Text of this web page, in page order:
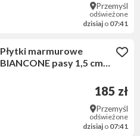
Przemyśl
odświeżone
dzisiaj o 07:41
Płytki marmurowe
BIANCONE pasy 1,5 cm
185 zł
Przemyśl
odświeżone
dzisiaj o 07:41